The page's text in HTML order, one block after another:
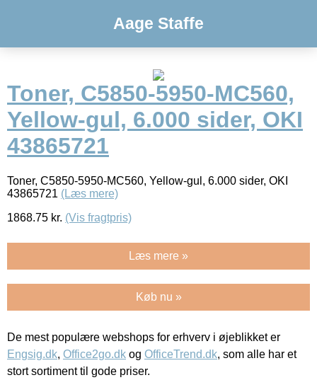
Aage Staffe
Toner, C5850-5950-MC560,
Yellow-gul, 6.000 sider, OKI
43865721
Toner, C5850-5950-MC560, Yellow-gul, 6.000 sider, OKI
43865721 (Læs mere)
1868.75 kr. (Vis fragtpris)
Læs mere »
Køb nu »
De mest populære webshops for erhverv i øjeblikket er
Engsig.dk, Office2go.dk og OfficeTrend.dk, som alle har et
stort sortiment til gode priser.